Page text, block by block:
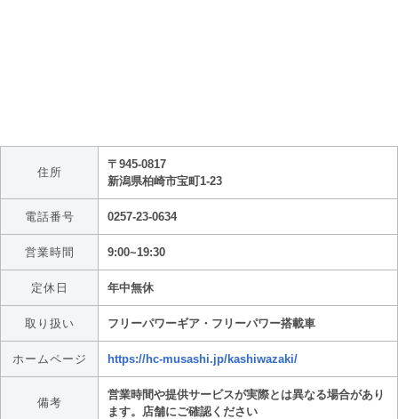
住所
〒945-0817
新潟県柏崎市宝町1-23
電話番号 0257-23-0634
営業時間 9:00~19:30
定休日 年中無休
取り扱い フリーパワーギア・フリーパワー搭載車
ホームページ https://hc-musashi.jp/kashiwazaki/
備考
営業時間や提供サービスが実際とは異なる場合があり
ます。店舗にご確認ください